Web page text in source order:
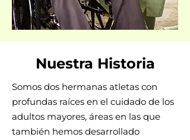
Nuestra Historia
Somos dos hermanas atletas con
profundas raíces en el cuidado de los
adultos mayores, áreas en las que
también hemos desarrollado